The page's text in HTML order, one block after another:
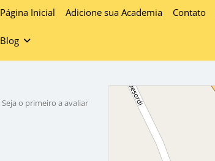
Página Inicial Adicione sua Academia Contato
Blog
Seja o primeiro a avaliar